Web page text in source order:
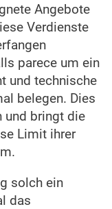
Angebote
Verdienste
parece um ein
und technische
belegen. Dies
und bringt die
Limit ihrer
solch ein
das